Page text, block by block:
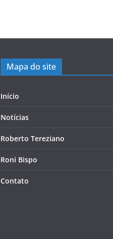
Mapa do site
Início
Notícias
Roberto Tereziano
Roni Bispo
Contato